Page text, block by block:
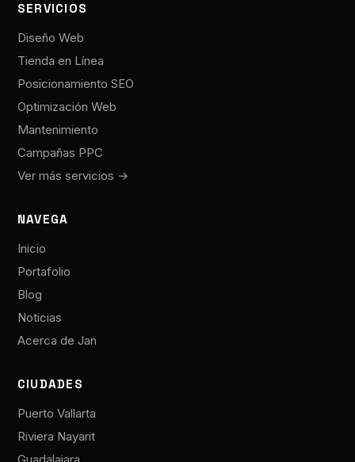
SERVICIOS
Diseño Web
Tienda en Línea
Posicionamiento SEO
Optimización Web
Mantenimiento
Campañas PPC
Ver más servicios →
NAVEGA
Inicio
Portafolio
Blog
Noticias
Acerca de Jan
CIUDADES
Puerto Vallarta
Riviera Nayarit